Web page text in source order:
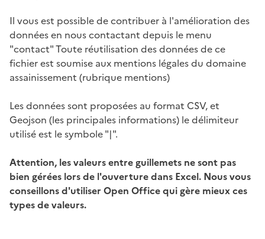
Il vous est possible de contribuer à l'amélioration des
données en nous contactant depuis le menu
"contact" Toute réutilisation des données de ce
fichier est soumise aux mentions légales du domaine
assainissement (rubrique mentions)
Les données sont proposées au format CSV, et
Geojson (les principales informations) le délimiteur
utilisé est le symbole "|".
Attention, les valeurs entre guillemets ne sont pas
bien gérées lors de l'ouverture dans Excel. Nous vous
conseillons d'utiliser Open Office qui gère mieux ces
types de valeurs.